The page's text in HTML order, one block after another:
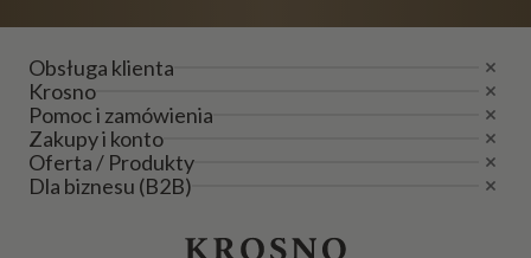
Obsługa klienta
Krosno
Pomoc i zamówienia
Zakupy i konto
Oferta / Produkty
Dla biznesu (B2B)